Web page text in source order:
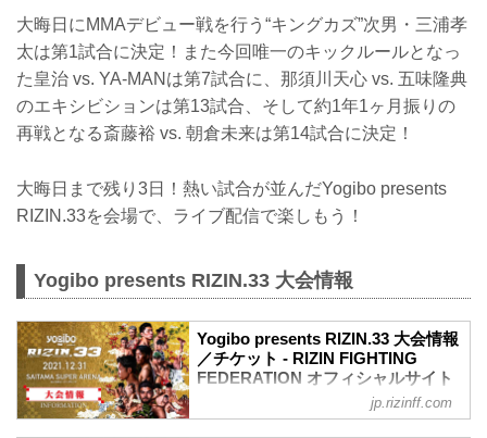
大晦日にMMAデビュー戦を行う“キングカズ”次男・三浦孝
太は第1試合に決定！また今回唯一のキックルールとなっ
た皇治 vs. YA-MANは第7試合に、那須川天心 vs. 五味隆典
のエキシビションは第13試合、そして約1年1ヶ月振りの
再戦となる斎藤裕 vs. 朝倉未来は第14試合に決定！
大晦日まで残り3日！熱い試合が並んだYogibo presents
RIZIN.33を会場で、ライブ配信で楽しもう！
Yogibo presents RIZIN.33 大会情報
Yogibo presents RIZIN.33 大会情報
／チケット - RIZIN FIGHTING
FEDERATION オフィシャルサイト
jp.rizinff.com